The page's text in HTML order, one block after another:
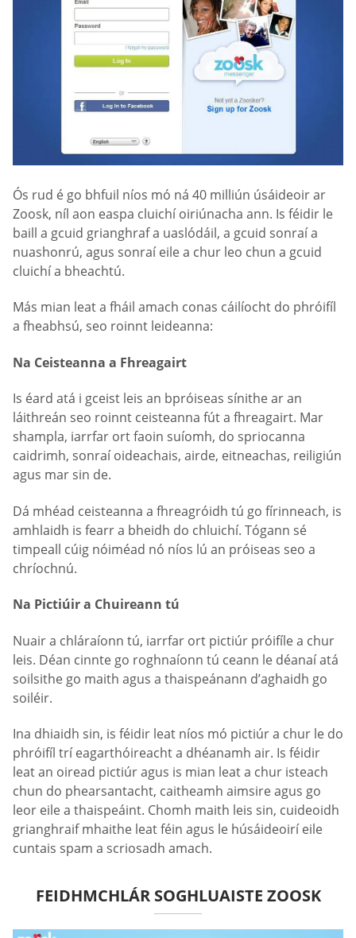
Ós rud é go bhfuil níos mó ná 40 milliún úsáideoir ar
Zoosk, níl aon easpa cluichí oiriúnacha ann. Is féidir le
baill a gcuid grianghraf a uaslódáil, a gcuid sonraí a
nuashonrú, agus sonraí eile a chur leo chun a gcuid
cluichí a bheachtú.
Más mian leat a fháil amach conas cáilíocht do phróifíl
a fheabhsú, seo roinnt leideanna:
Na Ceisteanna a Fhreagairt
Is éard atá i gceist leis an bpróiseas sínithe ar an
láithreán seo roinnt ceisteanna fút a fhreagairt. Mar
shampla, iarrfar ort faoin suíomh, do spriocanna
caidrimh, sonraí oideachais, airde, eitneachas, reiligiún
agus mar sin de.
Dá mhéad ceisteanna a fhreagróidh tú go fírinneach, is
amhlaidh is fearr a bheidh do chluichí. Tógann sé
timpeall cúig nóiméad nó níos lú an próiseas seo a
chríochnú.
Na Pictiúir a Chuireann tú
Nuair a chláraíonn tú, iarrfar ort pictiúr próifíle a chur
leis. Déan cinnte go roghnaíonn tú ceann le déanaí atá
soilsithe go maith agus a thaispeánann d’aghaidh go
soiléir.
Ina dhiaidh sin, is féidir leat níos mó pictiúr a chur le do
phróifíl trí eagarthóireacht a dhéanamh air. Is féidir
leat an oiread pictiúr agus is mian leat a chur isteach
chun do phearsantacht, caitheamh aimsire agus go
leor eile a thaispeáint. Chomh maith leis sin, cuideoidh
grianghraif mhaithe leat féin agus le húsáideoirí eile
cuntais spam a scriosadh amach.
FEIDHMCHLÁR SOGHLUAISTE ZOOSK